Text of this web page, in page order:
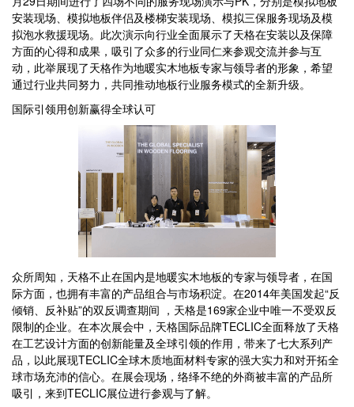
安装现场、模拟地板伴侣及楼梯安装现场、模拟三保服务现场及模
拟泡水救援现场。此次演示向行业全面展示了天格在安装以及保障
方面的心得和成果，吸引了众多的行业同仁来参观交流并参与互
动，此举展现了天格作为地暖实木地板专家与领导者的形象，希望
通过行业共同努力，共同推动地板行业服务模式的全新升级。
国际引领用创新赢得全球认可
众所周知，天格不止在国内是地暖实木地板的专家与领导者，在国
际方面，也拥有丰富的产品组合与市场积淀。在2014年美国发起“反
倾销、反补贴”的双反调查期间 ，天格是169家企业中唯一不受双反
限制的企业。在本次展会中，天格国际品牌TECLIC全面释放了天格
在工艺设计方面的创新能量及全球引领的作用，带来了七大系列产
品，以此展现TECLIC全球木质地面材料专家的强大实力和对开拓全
球市场充沛的信心。在展会现场，络绎不绝的外商被丰富的产品所
吸引，来到TECLIC展位进行参观与了解。